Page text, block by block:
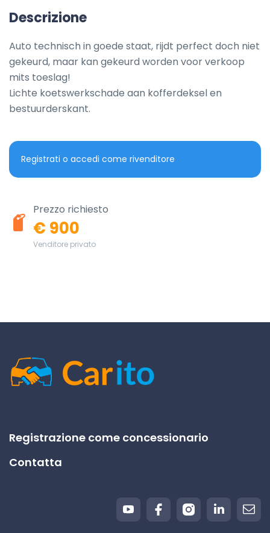
Descrizione
Auto technisch in goede staat, rijdt perfect doch niet
gekeurd, maar kan gekeurd worden voor verkoop
mits toeslag!
Lichte koetswerkschade aan kofferdeksel en
bestuurderskant.
Registrati o accedi come rivenditore
Prezzo richiesto
€ 900
Venditore privato
Registrazione come concessionario
Contatta